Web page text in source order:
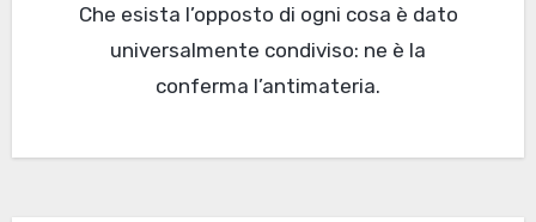
Che esista l’opposto di ogni cosa è dato
universalmente condiviso: ne è la
conferma l’antimateria.